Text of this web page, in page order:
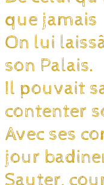
que jamais
On lui
son Palais.
Il pouvait
contenter
Avec ses
jour
Sauter,